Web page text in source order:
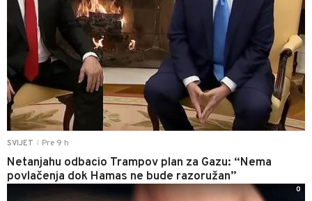
SVIJET Pre 9 h
Netanjahu odbacio Trampov plan za Gazu: “Nema
povlačenja dok Hamas ne bude razoružan”
0